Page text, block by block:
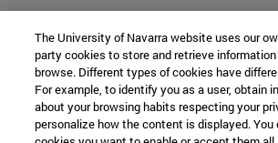
The University of Navarra website uses our
party cookies to store and retrieve
browse. Different types of cookies have
For example, to identify you as a user, obtain
about your browsing habits respecting your
personalize how the content is displayed.